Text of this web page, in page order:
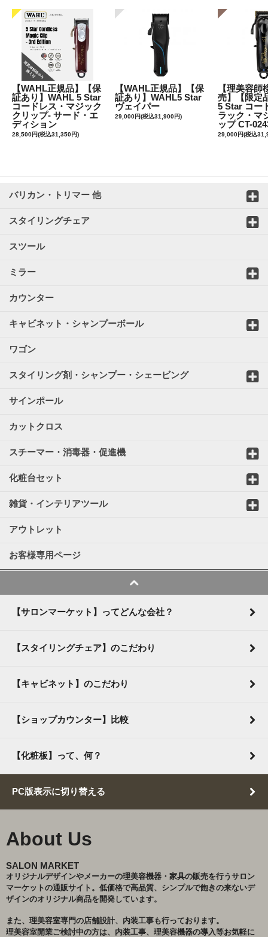
【WAHL正規品】【保
証あり】WAHL 5 Star
コードレス・マジック
クリップ- サード・エ
ディション
28,500円(税込31,350円)
【WAHL正規品】【保
証あり】WAHL5 Star
ヴェイパー
29,000円(税込31,900円)
【理美容師
売】【限定
5 Star コー
ラック・マ
ップ CT-
29,000円(税込
バリカン・トリマー 他
スタイリングチェア
スツール
ミラー
カウンター
キャビネット・シャンプーボール
ワゴン
スタイリング剤・シャンプー・シェービング
サインポール
カットクロス
スチーマー・消毒器・促進機
化粧台セット
雑貨・インテリアツール
アウトレット
お客様専用ページ
【サロンマーケット】ってどんな会社？
【スタイリングチェア】のこだわり
【キャビネット】のこだわり
【ショップカウンター】比較
【化粧板】って、何？
PC版表示に切り替える
About Us
SALON MARKET
オリジナルデザインやメーカーの理美容機器・家具の販売を行うサロン
マーケットの通販サイト。低価格で高品質、シンプルで飽きの来ないデ
ザインのオリジナル商品を開発しています。
また、理美容室専門の店舗設計、内装工事も行っております。
理美容室開業ご検討中の方は、内装工事、理美容機器の導入等お気軽に